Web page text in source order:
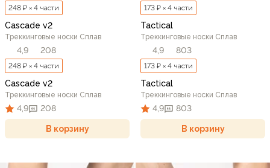
248 ₽ × 4 части
Cascade v2
Треккинговые носки Сплав
4,9 208
248 ₽ × 4 части
Cascade v2
Треккинговые носки Сплав
4,9 208
В корзину
173 ₽ × 4 части
Tactical
Треккинговые носки Сплав
4,9 803
173 ₽ × 4 части
Tactical
Треккинговые носки Сплав
4,9 803
В корзину